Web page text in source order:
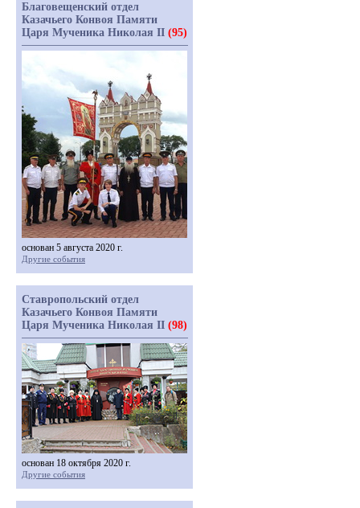
Благовещенский отдел
Казачьего Конвоя Памяти
Царя Мученика Николая II (95)
основан 5 августа 2020 г.
Другие события
Ставропольский отдел
Казачьего Конвоя Памяти
Царя Мученика Николая II (98)
основан 18 октября 2020 г.
Другие события